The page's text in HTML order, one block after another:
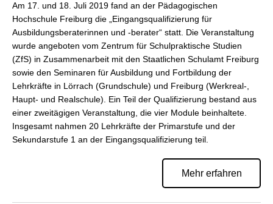
Am 17. und 18. Juli 2019 fand an der Pädagogischen
Hochschule Freiburg die „Eingangsqualifizierung für
Ausbildungsberaterinnen und -berater“ statt. Die Veranstaltung
wurde angeboten vom Zentrum für Schulpraktische Studien
(ZfS) in Zusammenarbeit mit den Staatlichen Schulamt Freiburg
sowie den Seminaren für Ausbildung und Fortbildung der
Lehrkräfte in Lörrach (Grundschule) und Freiburg (Werkreal-,
Haupt- und Realschule). Ein Teil der Qualifizierung bestand aus
einer zweitägigen Veranstaltung, die vier Module beinhaltete.
Insgesamt nahmen 20 Lehrkräfte der Primarstufe und der
Sekundarstufe 1 an der Eingangsqualifizierung teil.
Mehr erfahren